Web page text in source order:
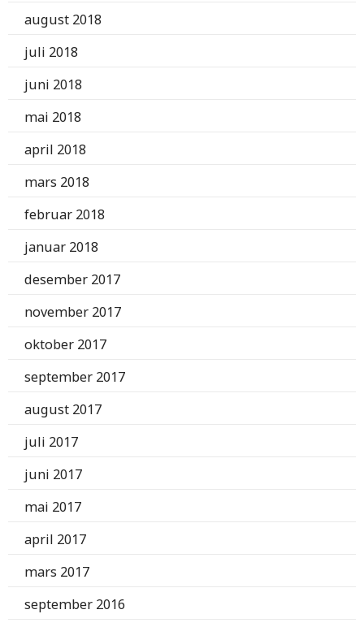
august 2018
juli 2018
juni 2018
mai 2018
april 2018
mars 2018
februar 2018
januar 2018
desember 2017
november 2017
oktober 2017
september 2017
august 2017
juli 2017
juni 2017
mai 2017
april 2017
mars 2017
september 2016